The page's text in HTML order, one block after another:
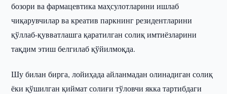
бозори ва фармацевтика маҳсулотларини ишлаб
чиқарувчилар ва креатив паркнинг резидентларини
қўллаб-қувватлашга қаратилган солиқ имтиёзларини
тақдим этиш белгилаб қўйилмоқда.
Шу билан бирга, лойиҳада айланмадан олинадиган солиқ
ёки қўшилган қиймат солиғи тўловчи якка тартибдаги